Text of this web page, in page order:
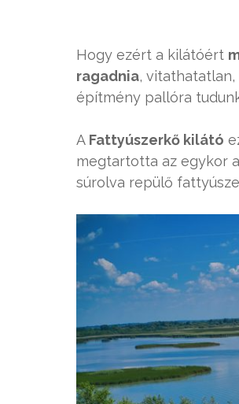
Hogy ezért a kilátóért
ragadnia,
építmény pallóra
A Fattyúszerkő kilátó
megtartotta az egykor
súrolva repülő